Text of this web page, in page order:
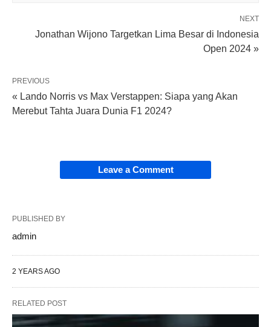
NEXT
Jonathan Wijono Targetkan Lima Besar di Indonesia
Open 2024 »
PREVIOUS
« Lando Norris vs Max Verstappen: Siapa yang Akan
Merebut Tahta Juara Dunia F1 2024?
Leave a Comment
PUBLISHED BY
admin
2 YEARS AGO
RELATED POST